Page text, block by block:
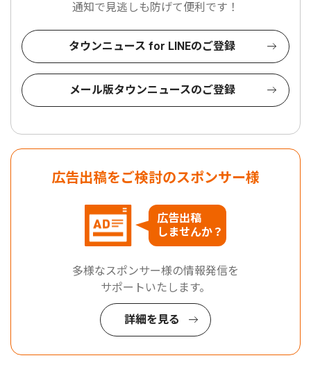
通知で見逃しも防げて便利です！
タウンニュース for LINEのご登録
メール版タウンニュースのご登録
広告出稿をご検討のスポンサー様
広告出稿
しませんか？
多様なスポンサー様の情報発信を
サポートいたします。
詳細を見る